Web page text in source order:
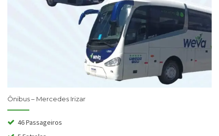
Ônibus – Mercedes Irizar
46 Passageiros